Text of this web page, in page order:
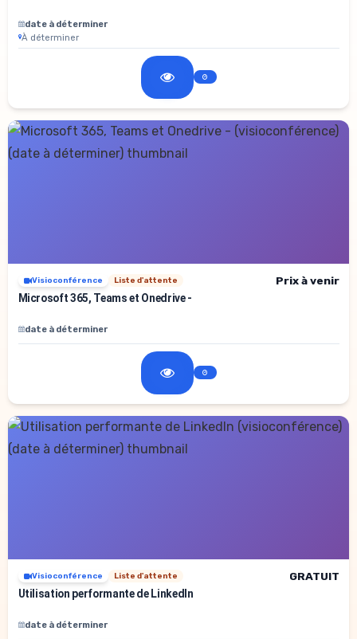
date à déterminer
À déterminer
Visioconférence Liste d'attente
Prix à venir
Microsoft 365, Teams et Onedrive -
date à déterminer
Visioconférence Liste d'attente
GRATUIT
Utilisation performante de LinkedIn
date à déterminer